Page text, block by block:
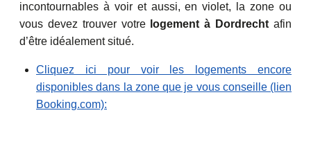
incontournables à voir et aussi, en violet, la zone ou
vous devez trouver votre logement à Dordrecht afin
d’être idéalement situé.
Cliquez ici pour voir les logements encore
disponibles dans la zone que je vous conseille (lien
Booking.com):